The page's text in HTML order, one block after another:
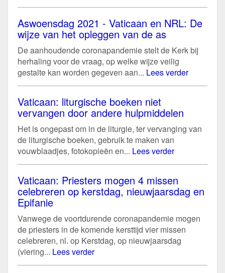
Aswoensdag 2021 - Vaticaan en NRL: De
wijze van het opleggen van de as
De aanhoudende coronapandemie stelt de Kerk bij
herhaling voor de vraag, op welke wijze veilig
gestalte kan worden gegeven aan... Lees verder
Vaticaan: liturgische boeken niet
vervangen door andere hulpmiddelen
Het is ongepast om in de liturgie, ter vervanging van
de liturgische boeken, gebruik te maken van
vouwblaadjes, fotokopieën en... Lees verder
Vaticaan: Priesters mogen 4 missen
celebreren op kerstdag, nieuwjaarsdag en
Epifanie
Vanwege de voortdurende coronapandemie mogen
de priesters in de komende kersttijd vier missen
celebreren, nl. op Kerstdag, op nieuwjaarsdag
(viering... Lees verder